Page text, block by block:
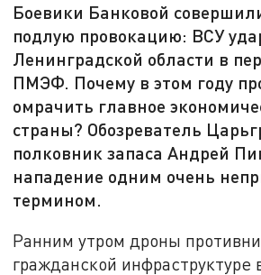
Боевики Банковой
подлую провокацию: ВСУ
Ленинградской области в
ПМЭФ. Почему в этом году
омрачить главное
страны? Обозреватель
полковник запаса Андрей
нападение одним очень
термином.
Ранним утром дроны
гражданской инфраструктуре